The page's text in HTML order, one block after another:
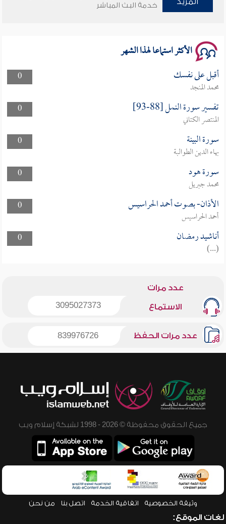
خدمة البث المباشر
الأكثر استماعا لهذا الشهر
0 أقبل على نفسك
محمد المنجد
0
تفسير سورة النمل [88-93]
المنتصر الكتاني
0
سورة البينة
بهاء الدين الطوالبة
0
سورة هود
محمد جبريل
0
الأذان- بصوت أحمد الحراسيس
أحمد الحراسيس
0
أناشيد رمضان
(...)
عدد مرات
الاستماع 3095027373
عدد مرات الحفظ 839976726
جميع الحقوق محفوظة © 2026 - 1998 لشبكة إسلام ويب
وثيقة الخصوصية اتفاقية الخدمة اتصل بنا من نحن
لغات الموقع: